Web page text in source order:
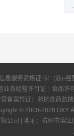
息服务资格证书： (浙)-经
业务经营许可证 | 食品许
备案凭证：浙杭食药监
© 2000-2026 DXY
公司 | 地址：杭州市滨